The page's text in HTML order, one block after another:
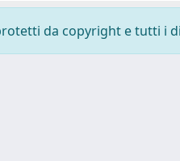
da copyright e tutti i